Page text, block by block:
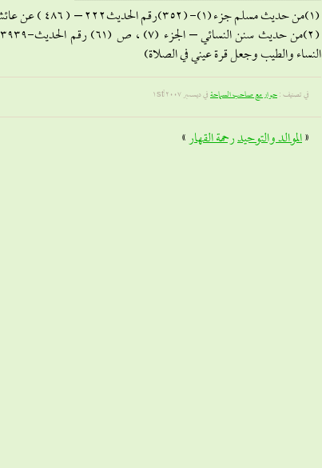
(1)من حديث مسلم جزء(1)-(352)رقم الحديث222 – ( 486 ) عن عائشة)
النساء والطيب وجعل قرة عيني في الصلاة)
في تصنيف :حوار مع صاحب السماحةفي ديسمبر 1st, 2007
«الموالد والتوحيدرحمة القهار»